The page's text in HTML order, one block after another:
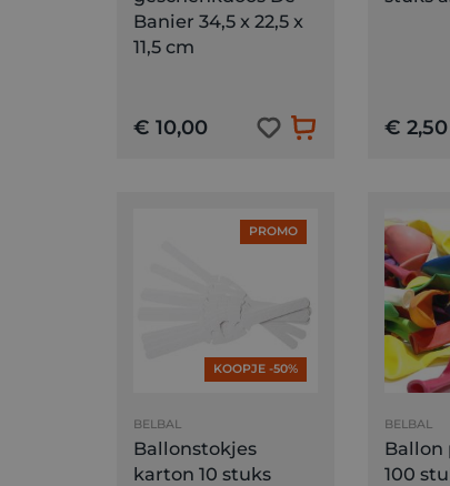
Banier 34,5 x 22,5 x
11,5 cm
€ 10,00 € 2,50
PROMO
KOOPJE -50%
BELBAL
Ballonstokjes
karton 10 stuks
BELBAL
Ballon
100